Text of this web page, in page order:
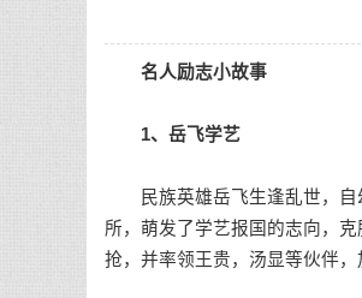
名人励志小故事
1、岳飞学艺
民族英雄岳飞生逢乱世，自
所，萌发了学艺报国的志向，
抢，并率领王贵，汤显等伙伴，